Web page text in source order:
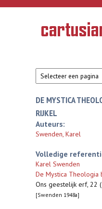
Overslaan en naar de inhoud gaan
Geschiedenis
van de
DE MYSTICA
RIJKEL
Auteurs:
Swenden, Karel
Volledige
Karel Swenden
De Mystica Theologia
Ons geestelijk erf, 22
[Swenden 1948a]